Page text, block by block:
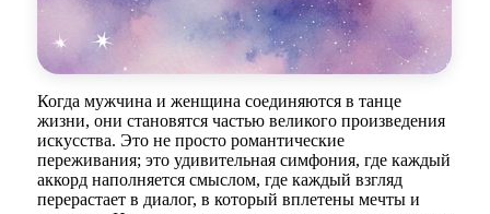
Когда мужчина и женщина соединяются в танце
жизни, они становятся частью великого произведения
искусства. Это не просто романтические
переживания; это удивительная симфония, где каждый
аккорд наполняется смыслом, где каждый взгляд
перерастает в диалог, в который вплетены мечты и